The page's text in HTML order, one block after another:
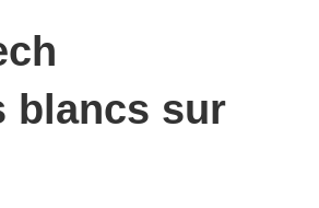
blancs sur